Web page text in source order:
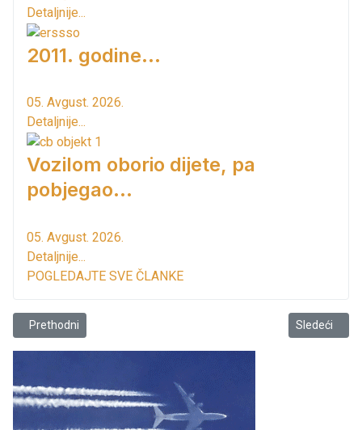
Detaljnije...
2011. godine...
05. Avgust. 2026.
Detaljnije...
Vozilom oborio dijete, pa
pobjegao...
05. Avgust. 2026.
Detaljnije...
POGLEDAJTE SVE ČLANKE
Prethodni članak: Opština Bar saopštava
Prethodni Sledeći
Sledeći